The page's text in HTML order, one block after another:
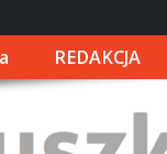
REDAKCJA